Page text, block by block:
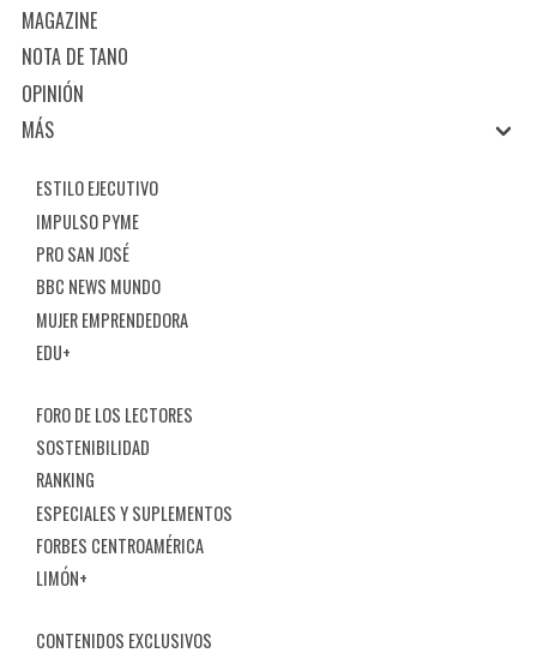
MAGAZINE
NOTA DE TANO
OPINIÓN
MÁS
ESTILO EJECUTIVO
IMPULSO PYME
PRO SAN JOSÉ
BBC NEWS MUNDO
MUJER EMPRENDEDORA
EDU+
FORO DE LOS LECTORES
SOSTENIBILIDAD
RANKING
ESPECIALES Y SUPLEMENTOS
FORBES CENTROAMÉRICA
LIMÓN+
CONTENIDOS EXCLUSIVOS